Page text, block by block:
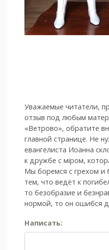
Уважаемые читатели,
отзыв под любым
«Ветрово», обратите
главной странице. Не
евангелиста Иоанна
к дружбе с мiром,
Мы боремся с грехом и
тем, что ведёт к
то безобразие и
нормой, то он ошибся
Написать: